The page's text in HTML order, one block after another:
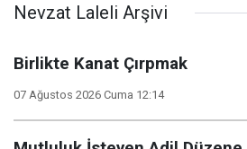
Nevzat Laleli Arşivi
Birlikte Kanat Çırpmak
07 Ağustos 2026 Cuma 12:14